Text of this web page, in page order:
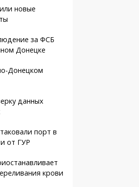
новые
за ФСБ
Донецке
Донецком
данных
порт в
от ГУР
крови